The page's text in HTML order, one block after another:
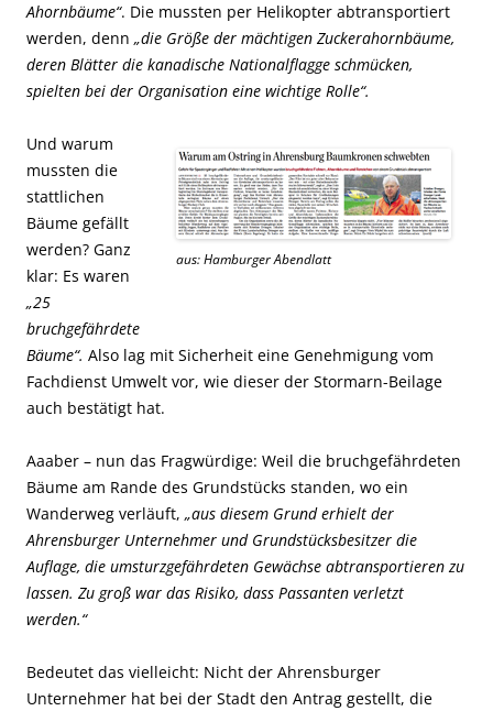
Ahornbäume“. Die mussten per Helikopter abtransportiert
werden, denn „die Größe der mächtigen Zuckerahornbäume,
deren Blätter die kanadische Nationalflagge schmücken,
spielten bei der Organisation eine wichtige Rolle“.
aus: Hamburger Abendlatt
Und warum
mussten die
stattlichen
Bäume gefällt
werden? Ganz
klar: Es waren
„25
bruchgefährdete
Bäume“. Also lag mit Sicherheit eine Genehmigung vom
Fachdienst Umwelt vor, wie dieser der Stormarn-Beilage
auch bestätigt hat.
Aaaber – nun das Fragwürdige: Weil die bruchgefährdeten
Bäume am Rande des Grundstücks standen, wo ein
Wanderweg verläuft, „aus diesem Grund erhielt der
Ahrensburger Unternehmer und Grundstücksbesitzer die
Auflage, die umsturzgefährdeten Gewächse abtransportieren zu
lassen. Zu groß war das Risiko, dass Passanten verletzt
werden.“
Bedeutet das vielleicht: Nicht der Ahrensburger
Unternehmer hat bei der Stadt den Antrag gestellt, die